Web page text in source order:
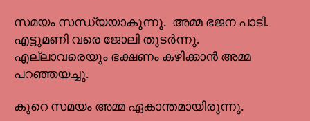
സമയം സന്ധ്യയാകുന്നു. അമ്മ ഭജന പാടി.
എട്ടുമണി വരെ ജോലി തുടർന്നു.
എല്ലാവരെയും ഭക്ഷണം കഴിക്കാൻ അമ്മ
പറഞ്ഞയച്ചു.
കുറെ സമയം അമ്മ ഏകാന്തമായിരുന്നു.